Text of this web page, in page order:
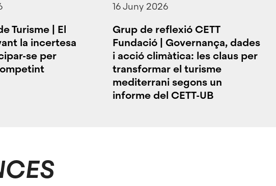
Turisme | El
la incertesa
se per
16 Juny 2026
Grup de reflexió CETT
Fundació | Governança, dades
i acció climàtica: les claus per
transformar el turisme
mediterrani segons un
informe del CETT-UB